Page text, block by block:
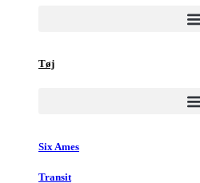
Tøj
Six Ames
Transit